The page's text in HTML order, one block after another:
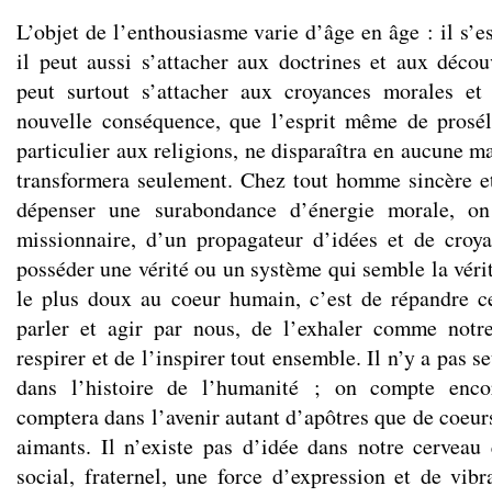
L’objet de l’enthousiasme varie d’âge en âge : il
il peut aussi s’attacher aux doctrines et aux
peut surtout s’attacher aux croyances morales
nouvelle conséquence, que l’esprit même de
particulier aux religions, ne disparaîtra en aucune
transformera seulement. Chez tout homme sincère
dépenser une surabondance d’énergie morale,
missionnaire, d’un propagateur d’idées et de
posséder une vérité ou un système qui semble la
le plus doux au coeur humain, c’est de répandre
parler et agir par nous, de l’exhaler comme
respirer et de l’inspirer tout ensemble. Il n’y a pas
dans l’histoire de l’humanité ; on compte
comptera dans l’avenir autant d’apôtres que de
aimants. Il n’existe pas d’idée dans notre
social, fraternel, une force d’expression et de